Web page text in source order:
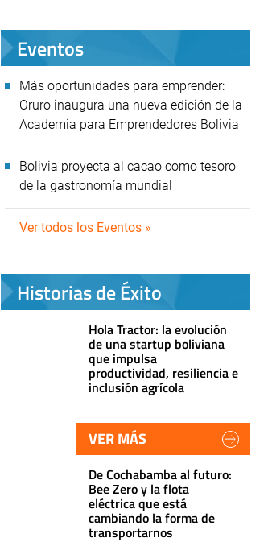
Eventos
Más oportunidades para emprender:
Oruro inaugura una nueva edición de la
Academia para Emprendedores Bolivia
Bolivia proyecta al cacao como tesoro
de la gastronomía mundial
Ver todos los Eventos »
Historias de Éxito
Hola Tractor: la evolución
de una startup boliviana
que impulsa
productividad, resiliencia e
inclusión agrícola
VER MÁS
De Cochabamba al futuro:
Bee Zero y la flota
eléctrica que está
cambiando la forma de
transportarnos